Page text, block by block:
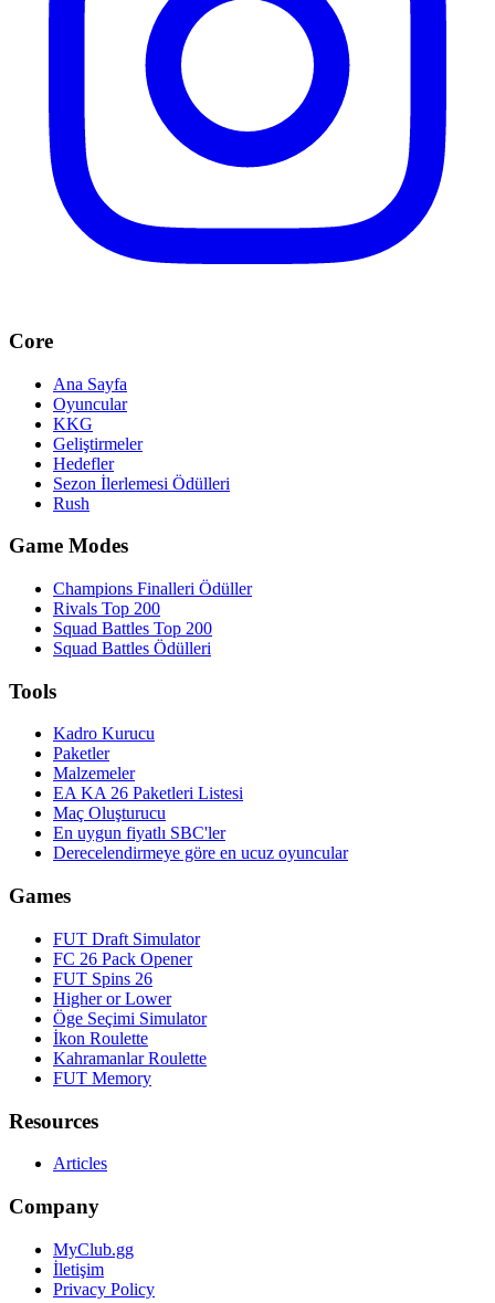
Core
Ana Sayfa
Oyuncular
KKG
Geliştirmeler
Hedefler
Sezon İlerlemesi Ödülleri
Rush
Game Modes
Champions Finalleri Ödüller
Rivals Top 200
Squad Battles Top 200
Squad Battles Ödülleri
Tools
Kadro Kurucu
Paketler
Malzemeler
EA KA 26 Paketleri Listesi
Maç Oluşturucu
En uygun fiyatlı SBC'ler
Derecelendirmeye göre en ucuz oyuncular
Games
FUT Draft Simulator
FC 26 Pack Opener
FUT Spins 26
Higher or Lower
Öge Seçimi Simulator
İkon Roulette
Kahramanlar Roulette
FUT Memory
Resources
Articles
Company
MyClub.gg
İletişim
Privacy Policy